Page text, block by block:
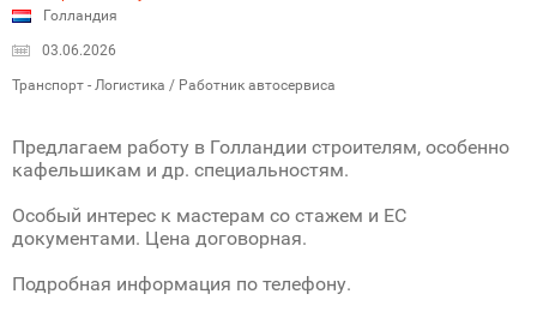
Голландия
03.06.2026
Транспорт - Логистика / Работник автосервиса
Предлагаем работу в Голландии строителям, особенно
кафельшикам и др. специальностям.
Особый интерес к мастерам со стажем и ЕС
документами. Цена договорная.
Подробная информация по телефону.